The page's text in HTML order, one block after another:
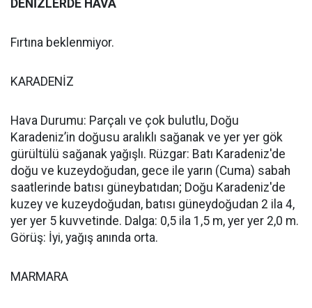
DENİZLERDE HAVA
Fırtına beklenmiyor.
KARADENİZ
Hava Durumu: Parçalı ve çok bulutlu, Doğu
Karadeniz’in doğusu aralıklı sağanak ve yer yer gök
gürültülü sağanak yağışlı. Rüzgar: Batı Karadeniz'de
doğu ve kuzeydoğudan, gece ile yarın (Cuma) sabah
saatlerinde batısı güneybatıdan; Doğu Karadeniz'de
kuzey ve kuzeydoğudan, batısı güneydoğudan 2 ila 4,
yer yer 5 kuvvetinde. Dalga: 0,5 ila 1,5 m, yer yer 2,0 m.
Görüş: İyi, yağış anında orta.
MARMARA